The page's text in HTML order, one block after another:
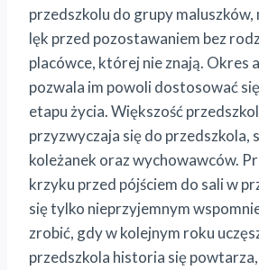
przedszkolu do grupy
lęk przed pozostawaniem bez
placówce, której nie znają. Okres
pozwala im powoli dostosować
etapu życia. Większość
przyzwyczaja się do przedszkola,
koleżanek oraz wychowawców.
krzyku przed pójściem do sali w
się tylko nieprzyjemnym
zrobić, gdy w kolejnym roku
przedszkola historia się